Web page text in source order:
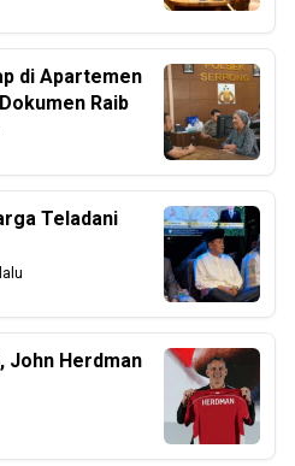
di Apartemen
Raib
Teladani
John Herdman